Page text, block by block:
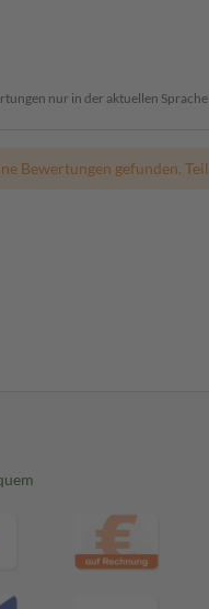
nur in der aktuellen
Bewertungen gefunden.